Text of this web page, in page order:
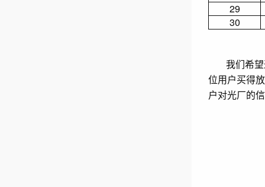
29
30
我们希
位用户买得
户对光厂的